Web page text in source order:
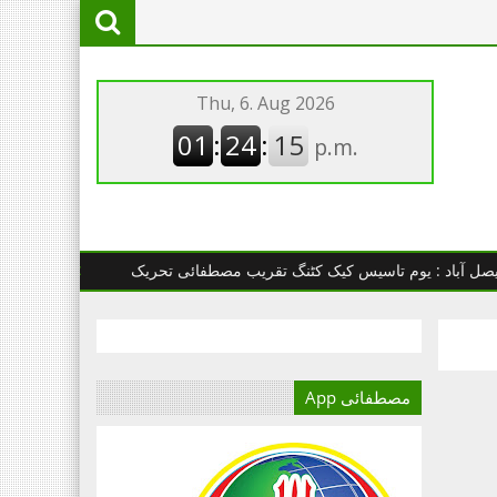
: یوم تاسیس کیک کٹنگ تقریب مصطفائی تحریک چھانگا مانگا :
مصطفائی App
آج کا دور میڈیا کا